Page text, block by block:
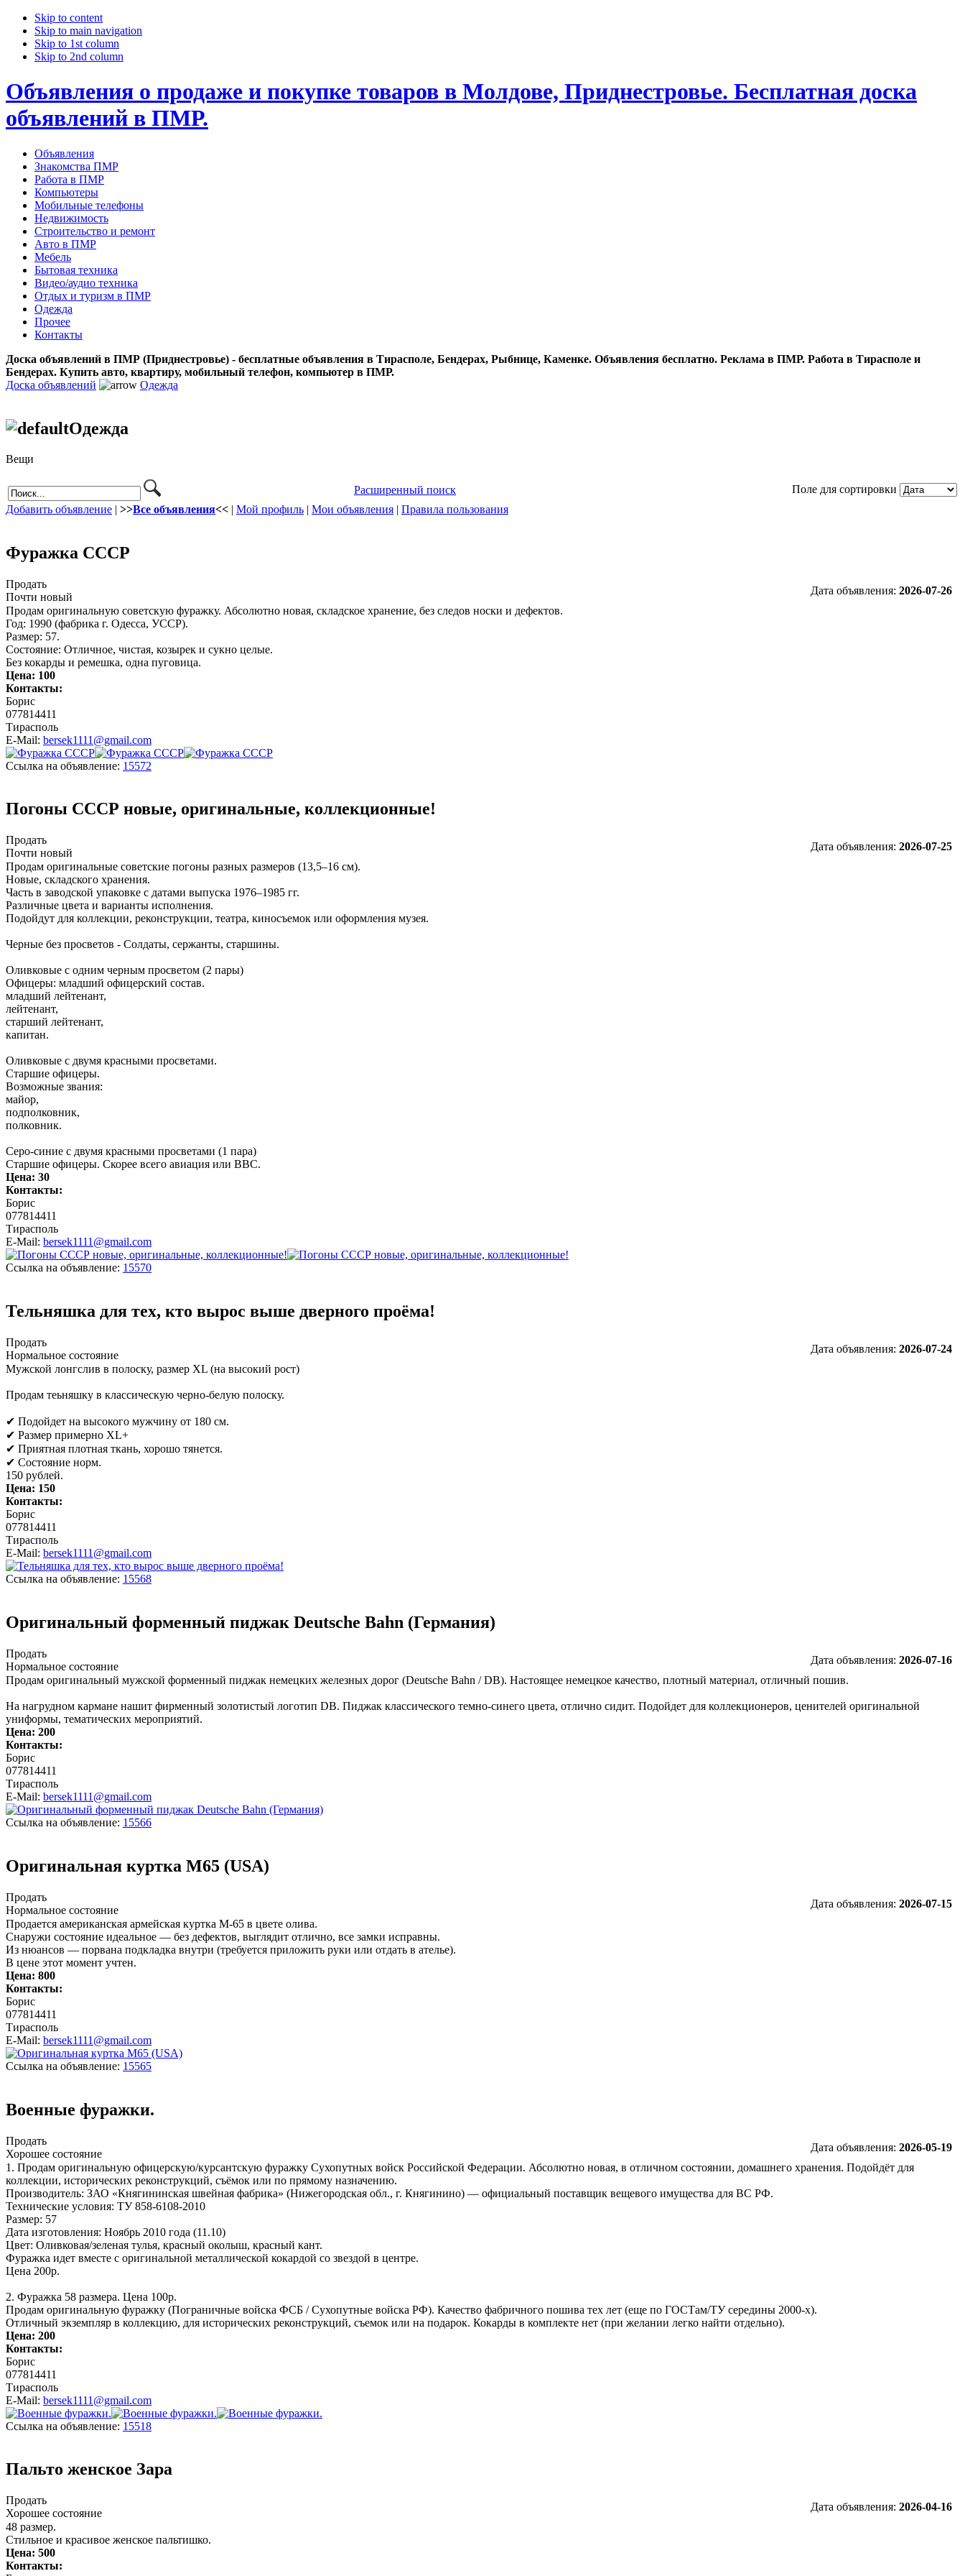
Skip to content
Skip to main navigation
Skip to 1st column
Skip to 2nd column
Объявления о продаже и покупке товаров в Молдове, Приднестровье. Бесплатная доска
объявлений в ПМР.
Объявления
Знакомства ПМР
Работа в ПМР
Компьютеры
Мобильные телефоны
Недвижимость
Строительство и ремонт
Авто в ПМР
Мебель
Бытовая техника
Видео/аудио техника
Отдых и туризм в ПМР
Одежда
Прочее
Контакты
Доска объявлений в ПМР (Приднестровье) - бесплатные объявления в Тирасполе, Бендерах, Рыбнице, Каменке. Объявления бесплатно. Реклама в ПМР. Работа в Тирасполе и
Бендерах. Купить авто, квартиру, мобильный телефон, компьютер в ПМР.
Доска объявлений
Одежда
Одежда
Вещи
Расширенный поиск
Поле для сортировки
Добавить объявление | >>Все объявления<< | Мой профиль | Мои объявления | Правила пользования
Фуражка СССР
Продать
Почти новый
Дата объявления: 2026-07-26
Продам оригинальную советскую фуражку. Абсолютно новая, складское хранение, без следов носки и дефектов.
Год: 1990 (фабрика г. Одесса, УССР).
Размер: 57.
Состояние: Отличное, чистая, козырек и сукно целые.
Без кокарды и ремешка, одна пуговица.
Цена: 100
Контакты:
Борис
077814411
Тирасполь
E-Mail: bersek1111@gmail.com
Ссылка на объявление: 15572
Погоны СССР новые, оригинальные, коллекционные!
Продать
Почти новый
Дата объявления: 2026-07-25
Продам оригинальные советские погоны разных размеров (13,5–16 см).
Новые, складского хранения.
Часть в заводской упаковке с датами выпуска 1976–1985 гг.
Различные цвета и варианты исполнения.
Подойдут для коллекции, реконструкции, театра, киносъемок или оформления музея.
Черные без просветов - Солдаты, сержанты, старшины.
Оливковые с одним черным просветом (2 пары)
Офицеры: младший офицерский состав.
младший лейтенант,
лейтенант,
старший лейтенант,
капитан.
Оливковые с двумя красными просветами.
Старшие офицеры.
Возможные звания:
майор,
подполковник,
полковник.
Серо-синие с двумя красными просветами (1 пара)
Старшие офицеры. Скорее всего авиация или ВВС.
Цена: 30
Контакты:
Борис
077814411
Тирасполь
E-Mail: bersek1111@gmail.com
Ссылка на объявление: 15570
Тельняшка для тех, кто вырос выше дверного проёма!
Продать
Нормальное состояние
Дата объявления: 2026-07-24
Мужской лонгслив в полоску, размер XL (на высокий рост)
Продам теьняшку в классическую черно-белую полоску.
✔ Подойдет на высокого мужчину от 180 см.
✔ Размер примерно XL+
✔ Приятная плотная ткань, хорошо тянется.
✔ Состояние норм.
150 рублей.
Цена: 150
Контакты:
Борис
077814411
Тирасполь
E-Mail: bersek1111@gmail.com
Ссылка на объявление: 15568
Оригинальный форменный пиджак Deutsche Bahn (Германия)
Продать
Нормальное состояние
Дата объявления: 2026-07-16
Продам оригинальный мужской форменный пиджак немецких железных дорог (Deutsche Bahn / DB). Настоящее немецкое качество, плотный материал, отличный пошив.
На нагрудном кармане нашит фирменный золотистый логотип DB. Пиджак классического темно-синего цвета, отлично сидит. Подойдет для коллекционеров, ценителей оригинальной
униформы, тематических мероприятий.
Цена: 200
Контакты:
Борис
077814411
Тирасполь
E-Mail: bersek1111@gmail.com
Ссылка на объявление: 15566
Оригинальная куртка M65 (USA)
Продать
Нормальное состояние
Дата объявления: 2026-07-15
Продается американская армейская куртка M-65 в цвете олива.
Снаружи состояние идеальное — без дефектов, выглядит отлично, все замки исправны.
Из нюансов — порвана подкладка внутри (требуется приложить руки или отдать в ателье).
В цене этот момент учтен.
Цена: 800
Контакты:
Борис
077814411
Тирасполь
E-Mail: bersek1111@gmail.com
Ссылка на объявление: 15565
Военные фуражки.
Продать
Хорошее состояние
Дата объявления: 2026-05-19
1. Продам оригинальную офицерскую/курсантскую фуражку Сухопутных войск Российской Федерации. Абсолютно новая, в отличном состоянии, домашнего хранения. Подойдёт для
коллекции, исторических реконструкций, съёмок или по прямому назначению.
Производитель: ЗАО «Княгининская швейная фабрика» (Нижегородская обл., г. Княгинино) — официальный поставщик вещевого имущества для ВС РФ.
Технические условия: ТУ 858-6108-2010
Размер: 57
Дата изготовления: Ноябрь 2010 года (11.10)
Цвет: Оливковая/зеленая тулья, красный околыш, красный кант.
Фуражка идет вместе с оригинальной металлической кокардой со звездой в центре.
Цена 200р.
2. Фуражка 58 размера. Цена 100р.
Продам оригинальную фуражку (Пограничные войска ФСБ / Сухопутные войска РФ). Качество фабричного пошива тех лет (еще по ГОСТам/ТУ середины 2000-х).
Отличный экземпляр в коллекцию, для исторических реконструкций, съемок или на подарок. Кокарды в комплекте нет (при желании легко найти отдельно).
Цена: 200
Контакты:
Борис
077814411
Тирасполь
E-Mail: bersek1111@gmail.com
Ссылка на объявление: 15518
Пальто женское Зара
Продать
Хорошее состояние
Дата объявления: 2026-04-16
48 размер.
Стильное и красивое женское пальтишко.
Цена: 500
Контакты: